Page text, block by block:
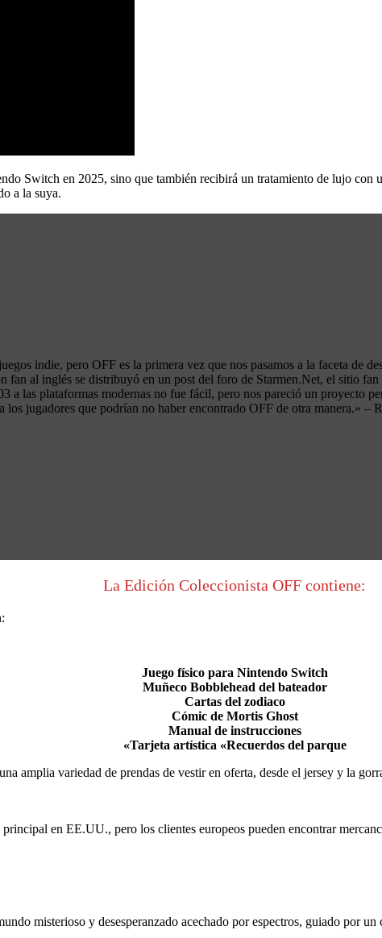
Switch en 2025, sino que también recibirá un tratamiento de lujo
a la suya.
indie, pero OFF es la primera vez que nos pasamos a la faceta de
fan al inglés se distribuyó en un post del foro de Starmen.Net, el sitio
a las plataformas modernas no fue fácil, pero nos pareció un proyecto
los jugadores que podrían no haber encontrado OFF de otra manera.» –
La Edición Coleccionista OFF contiene:
Juego físico para Nintendo Switch
Muñeco Bobblehead del bateador
Cartas del zodiaco
Cómic de Mortis Ghost
Manual de instrucciones
«Tarjeta artística «Recuerdos del parque
amplia variedad de prendas de vestir en oferta, desde el jersey y la
en EE.UU., pero los clientes europeos pueden encontrar
misterioso y desesperanzado acechado por espectros, guiado por